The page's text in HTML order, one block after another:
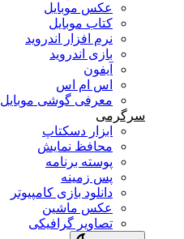
عکس موبایل
کتاب موبایل
نرم افزار اندروید
بازی اندروید
آیفون
اس ام اس
معرفی گوشی موبایل
سرگرمی
ابزار دسکتاپ
محافظ نمایش
پوسته برنامه
پس زمینه
دانلود بازی کامپیوتر
عکس ماشین
تصاویر گرافیکی